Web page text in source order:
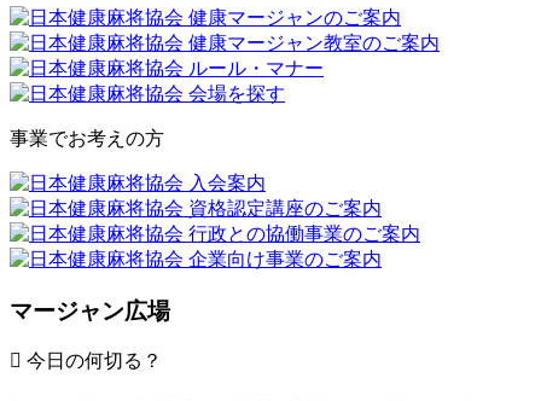
事業でお考えの方
マージャン広場
今日の何切る？